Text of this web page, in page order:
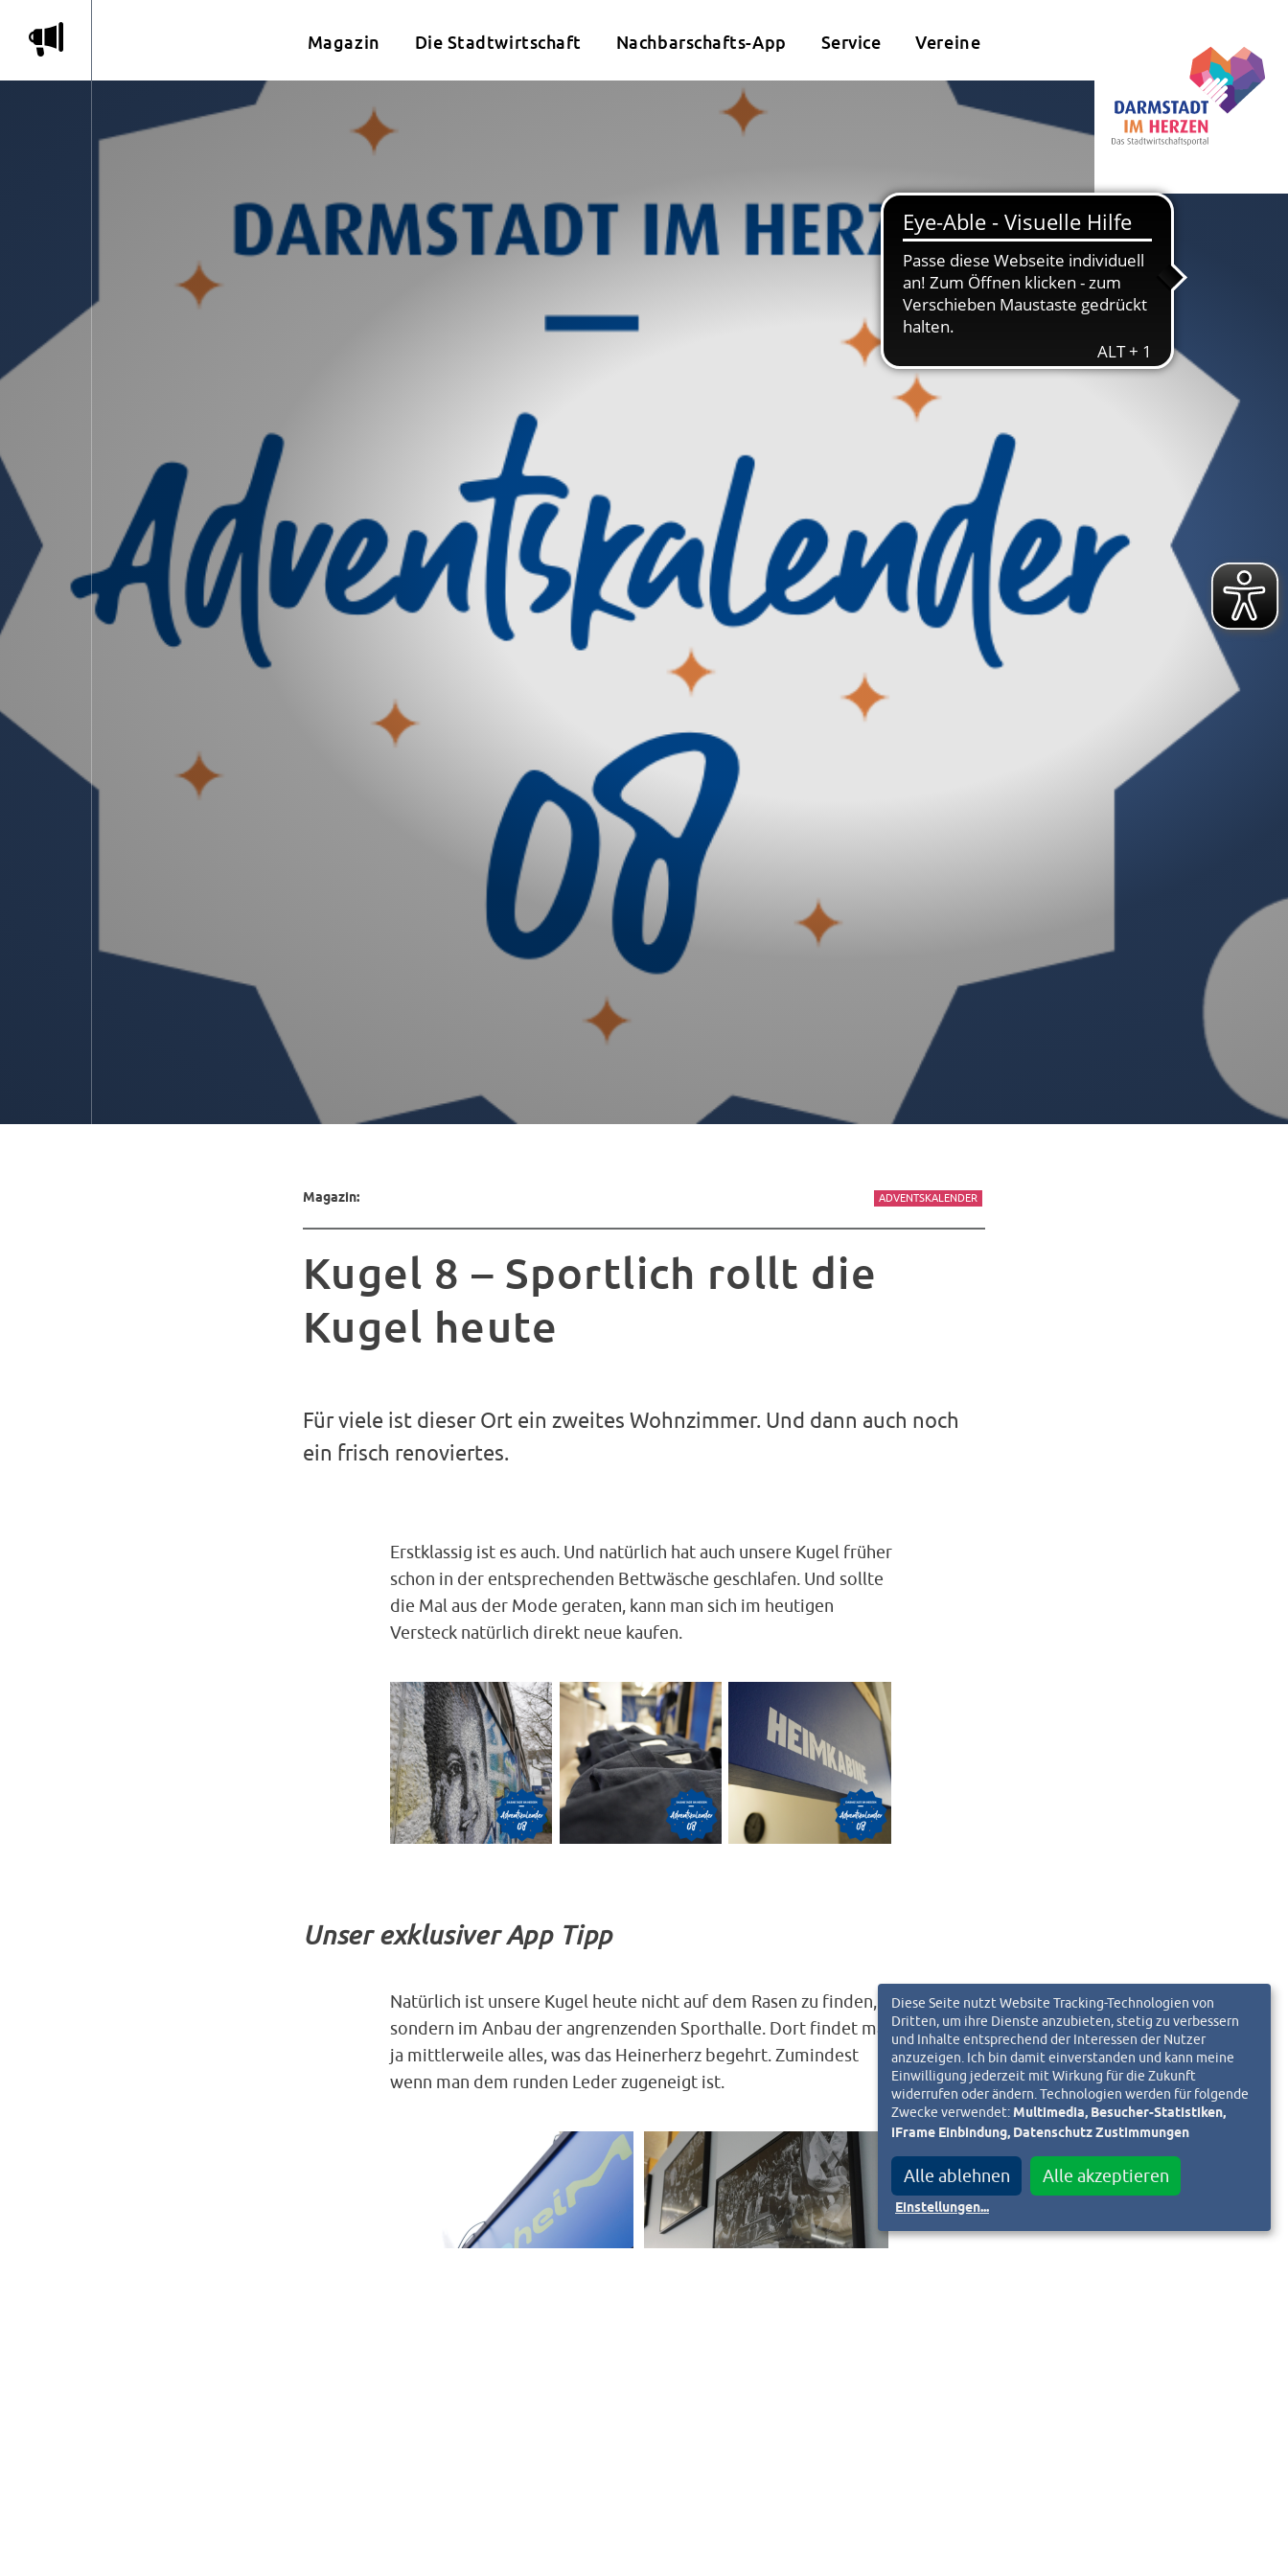
m Magazin Die Stadtwirtschaft Nachbarschafts-App Service Vereine
Magazin: ADVENTSKALENDER
Kugel 8 – Sportlich rollt die
Kugel heute
Für viele ist dieser Ort ein zweites Wohnzimmer. Und dann auch noch
ein frisch renoviertes.
Erstklassig ist es auch. Und natürlich hat auch unsere Kugel früher
schon in der entsprechenden Bettwäsche geschlafen. Und sollte
die Mal aus der Mode geraten, kann man sich im heutigen
Versteck natürlich direkt neue kaufen.
Unser exklusiver App Tipp
Natürlich ist unsere Kugel heute nicht auf dem Rasen zu finden,
sondern im Anbau der angrenzenden Sporthalle. Dort findet man
ja mittlerweile alles, was das Heinerherz begehrt. Zumindest
wenn man dem runden Leder zugeneigt ist.
Diese Seite nutzt Website Tracking-Technologien von
Dritten, um ihre Dienste anzubieten, stetig zu verbessern
und Inhalte entsprechend der Interessen der Nutzer
anzuzeigen. Ich bin damit einverstanden und kann meine
Einwilligung jederzeit mit Wirkung für die Zukunft
widerrufen oder ändern. Technologien werden für folgende
Zwecke verwendet:Multimedia, Besucher-Statistiken,
iFrame Einbindung, Datenschutz Zustimmungen
Alle ablehnen Alle akzeptieren
Einstellungen...